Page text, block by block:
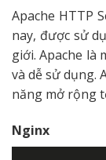
Apache HTTP
nay, được sử
giới. Apache là
và dễ sử dụng.
năng mở rộng
Nginx